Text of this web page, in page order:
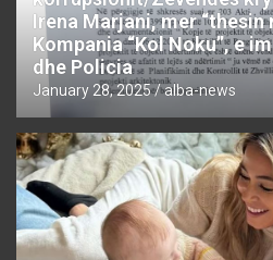
Irena Marjani, mer “thesin
Kompania “Kol Noku”, e
dhe Policia
January 28, 2025 alba-news